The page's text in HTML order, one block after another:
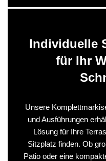
Individuelle
für Ihr
Unsere
und Ausführungen
Lösung für Ihre
Sitzplatz finden. Ob
Patio oder eine